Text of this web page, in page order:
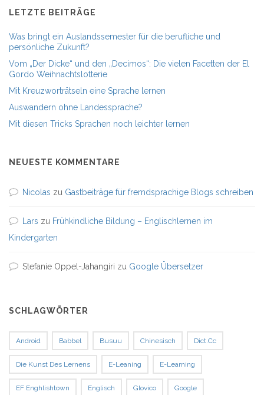
LETZTE BEITRÄGE
Was bringt ein Auslandssemester für die berufliche und
persönliche Zukunft?
Vom „Der Dicke“ und den „Decimos“: Die vielen Facetten der El
Gordo Weihnachtslotterie
Mit Kreuzworträtseln eine Sprache lernen
Auswandern ohne Landessprache?
Mit diesen Tricks Sprachen noch leichter lernen
NEUESTE KOMMENTARE
Nicolas zu Gastbeiträge für fremdsprachige Blogs schreiben
Lars zu Frühkindliche Bildung – Englischlernen im
Kindergarten
Stefanie Oppel-Jahangiri zu Google Übersetzer
SCHLAGWÖRTER
Android Babbel Busuu Chinesisch Dict.cc
Die Kunst Des Lernens E-Leaning E-Learning
EF Enghlishtown Englisch Glovico Google